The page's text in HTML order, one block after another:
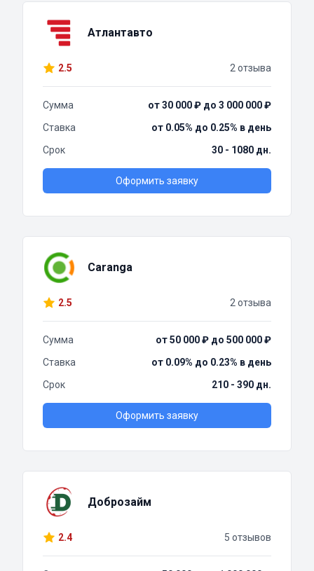
Атлантавто
2.5 2 отзыва
Сумма
от 30 000 ₽ до 3 000 000 ₽
Ставка
от 0.05% до 0.25% в день
Срок
30 - 1080 дн.
Оформить заявку
Caranga
2.5 2 отзыва
Сумма
от 50 000 ₽ до 500 000 ₽
Ставка
от 0.09% до 0.23% в день
Срок
210 - 390 дн.
Оформить заявку
Доброзайм
2.4 5 отзывов